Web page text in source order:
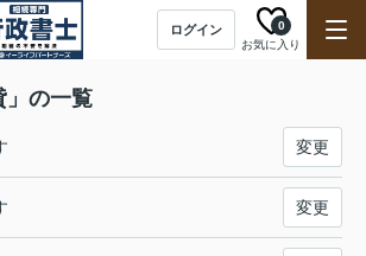
ログイン
お気に入り
0
」の一覧
変更
変更